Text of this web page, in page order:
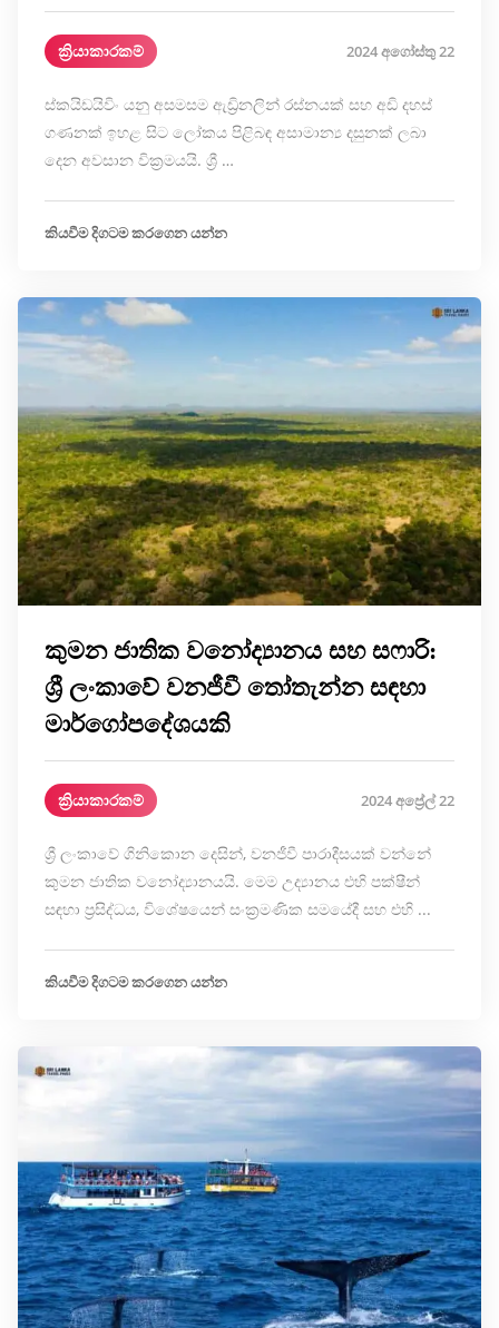
ක්‍රියාකාරකම් 2024 අගෝස්තු 22
ස්කයිඩයිවිං යනු අසමසම ඇඩ්‍රිනලින් රස්නයක් සහ අඩි දහස්
ගණනක් ඉහළ සිට ලෝකය පිළිබඳ අසාමාන්‍ය දසුනක් ලබා
දෙන අවසාන වික්‍රමයයි. ශ්‍රී …
කියවීම දිගටම කරගෙන යන්න
කුමන ජාතික වනෝද්‍යානය සහ සෆාරි:
ශ්‍රී ලංකාවේ වනජීවී තෝතැන්න සඳහා
මාර්ගෝපදේශයකි
ක්‍රියාකාරකම් 2024 අප්‍රේල් 22
ශ්‍රී ලංකාවේ ගිනිකොන දෙසින්, වනජීවී පාරාදීසයක් වන්නේ
කුමන ජාතික වනෝද්‍යානයයි. මෙම උද්‍යානය එහි පක්ෂීන්
සඳහා ප්‍රසිද්ධය, විශේෂයෙන් සංක්‍රමණික සමයේදී සහ එහි ...
කියවීම දිගටම කරගෙන යන්න